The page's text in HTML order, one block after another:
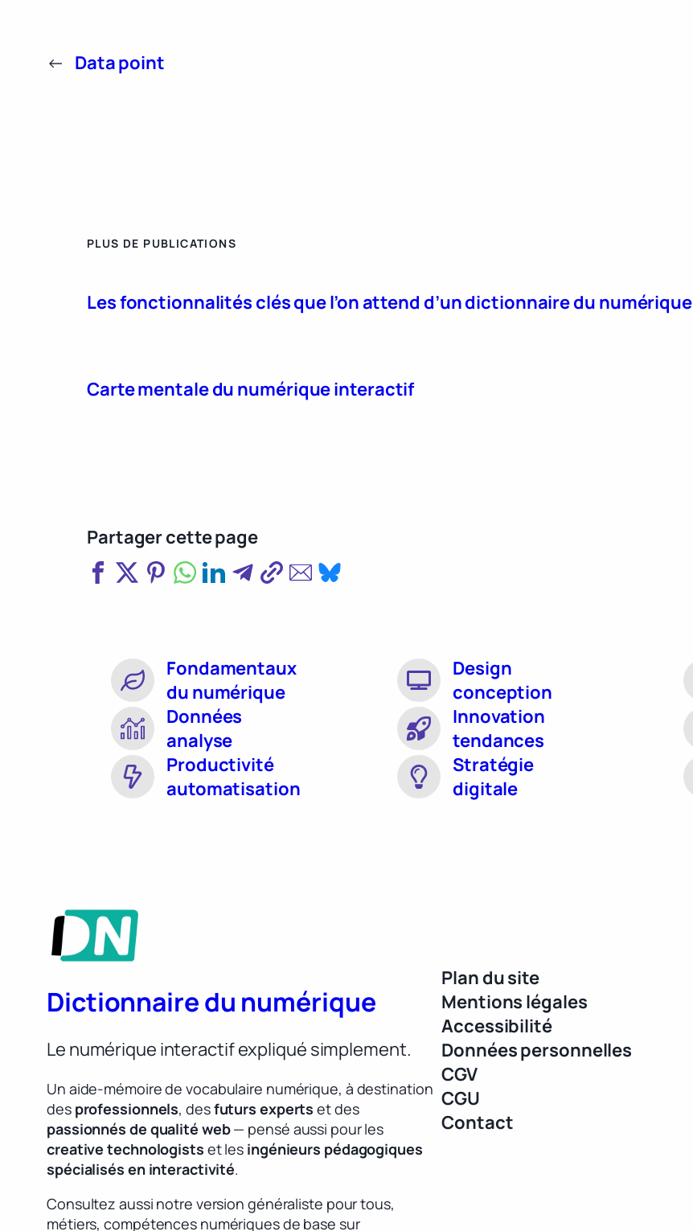
← Data point
PLUS DE PUBLICATIONS
Les fonctionnalités clés que l’on attend d’un dictionnaire du numérique
Carte mentale du numérique interactif
Partager cette page
Fondamentaux
du numérique
Design
conception
Données
analyse
Innovation
tendances
Productivité
automatisation
Stratégie
digitale
Dictionnaire du numérique
Le numérique interactif expliqué simplement.
Un aide-mémoire de vocabulaire numérique, à destination
des professionnels, desfuturs experts et des
passionnés de qualité web— pensé aussi pour les
creative technologists et les ingénieurs pédagogiques
spécialisés en interactivité.
Consultez aussi notre version généraliste pour tous,
métiers, compétences numériques de base sur
Plan du site
Mentions légales
Accessibilité
Données personnelles
CGV
CGU
Contact